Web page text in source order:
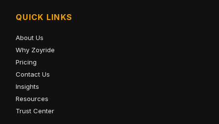
QUICK LINKS
About Us
Why Zoyride
Pricing
Contact Us
Insights
Resources
Trust Center